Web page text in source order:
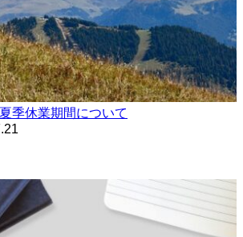
季休業期間について